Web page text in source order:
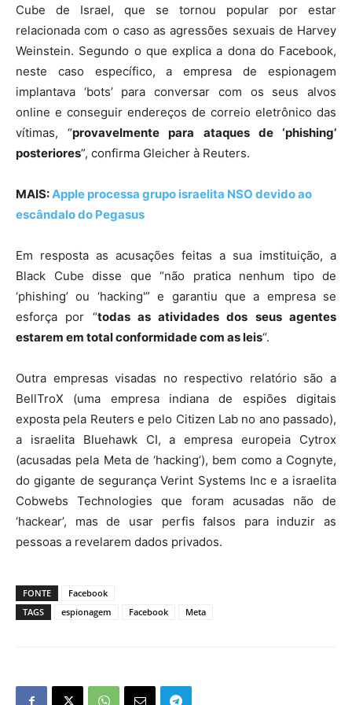
Cube de Israel, que se tornou popular por estar
relacionada com o caso as agressões sexuais de Harvey
Weinstein. Segundo o que explica a dona do Facebook,
neste caso específico, a empresa de espionagem
implantava ‘bots’ para conversar com os seus alvos
online e conseguir endereços de correio eletrônico das
vítimas, “provavelmente para ataques de ‘phishing’
posteriores”, confirma Gleicher à Reuters.
MAIS:Apple processa grupo israelita NSO devido ao
escândalo do Pegasus
Em resposta as acusações feitas a sua imstituição, a
Black Cube disse que “não pratica nenhum tipo de
‘phishing’ ou ‘hacking'” e garantiu que a empresa se
esforça por “todas as atividades dos seus agentes
estarem em total conformidade com as leis“.
Outra empresas visadas no respectivo relatório são a
BellTroX (uma empresa indiana de espiões digitais
exposta pela Reuters e pelo Citizen Lab no ano passado),
a israelita Bluehawk CI, a empresa europeia Cytrox
(acusadas pela Meta de ‘hacking’), bem como a Cognyte,
do gigante de segurança Verint Systems Inc e a israelita
Cobwebs Technologies que foram acusadas não de
‘hackear’, mas de usar perfis falsos para induzir as
pessoas a revelarem dados privados.
FONTE
Facebook
TAGS
espionagem Facebook Meta